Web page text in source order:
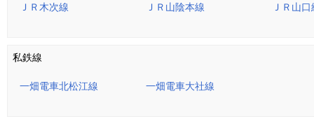
ＪＲ木次線 ＪＲ山陰本線 ＪＲ山口
私鉄線
一畑電車北松江線 一畑電車大社線